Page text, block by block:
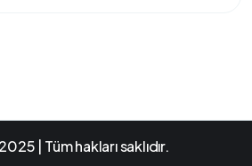
| Tüm hakları saklıdır.